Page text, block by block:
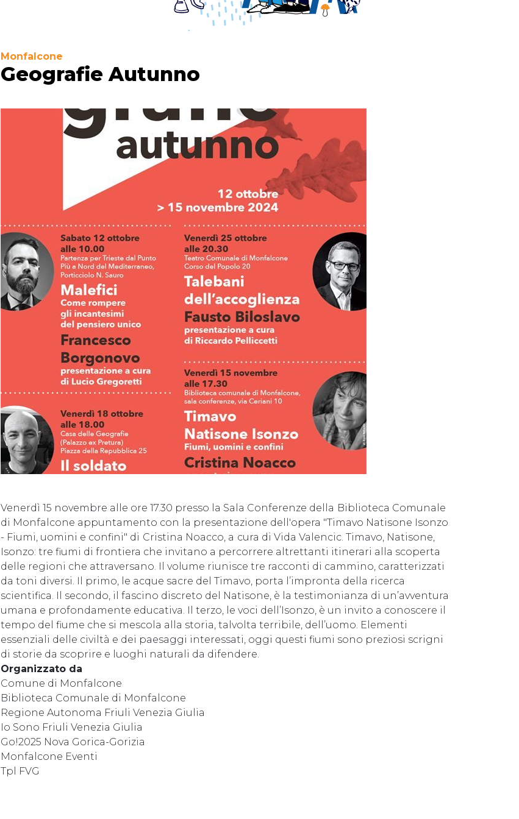
Monfalcone
Geografie Autunno
Venerdì 15 novembre alle ore 17.30 presso la Sala Conferenze della Biblioteca Comunale
di Monfalcone appuntamento con la presentazione dell'opera "Timavo Natisone Isonzo
- Fiumi, uomini e confini" di Cristina Noacco, a cura di Vida Valencic. Timavo, Natisone,
Isonzo: tre fiumi di frontiera che invitano a percorrere altrettanti itinerari alla scoperta
delle regioni che attraversano. Il volume riunisce tre racconti di cammino, caratterizzati
da toni diversi. Il primo, le acque sacre del Timavo, porta l’impronta della ricerca
scientifica. Il secondo, il fascino discreto del Natisone, è la testimonianza di un’avventura
umana e profondamente educativa. Il terzo, le voci dell’Isonzo, è un invito a conoscere il
tempo del fiume che si mescola alla storia, talvolta terribile, dell’uomo. Elementi
essenziali delle civiltà e dei paesaggi interessati, oggi questi fiumi sono preziosi scrigni
di storie da scoprire e luoghi naturali da difendere.
Organizzato da
Comune di Monfalcone
Biblioteca Comunale di Monfalcone
Regione Autonoma Friuli Venezia Giulia
Io Sono Friuli Venezia Giulia
Go!2025 Nova Gorica-Gorizia
Monfalcone Eventi
Tpl FVG